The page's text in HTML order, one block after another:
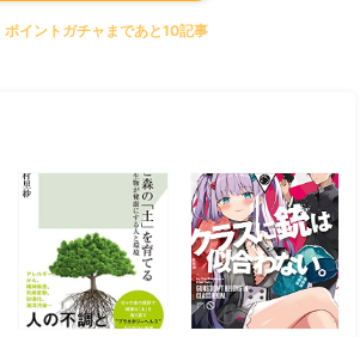
ポイントガチャまであと10記事